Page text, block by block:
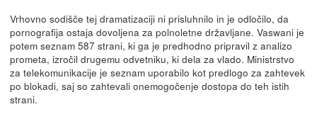
Vrhovno sodišče tej dramatizaciji ni prisluhnilo in je odločilo, da
pornografija ostaja dovoljena za polnoletne državljane. Vaswani je
potem seznam 587 strani, ki ga je predhodno pripravil z analizo
prometa, izročil drugemu odvetniku, ki dela za vlado. Ministrstvo
za telekomunikacije je seznam uporabilo kot predlogo za zahtevek
po blokadi, saj so zahtevali onemogočenje dostopa do teh istih
strani.